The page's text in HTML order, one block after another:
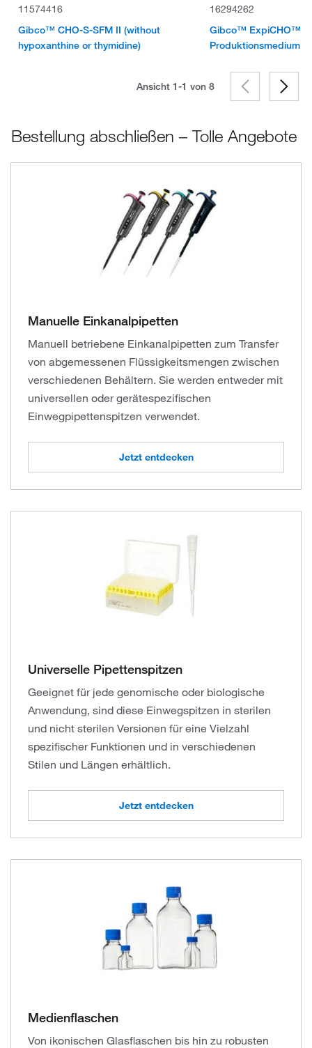
11574416
Gibco™ CHO-S-SFM II (without
hypoxanthine or thymidine)
16294262
Gibco™ ExpiCHO™
Produktionsmedium
Ansicht 1-1 von 8
Bestellung abschließen – Tolle Angebote
Manuelle Einkanalpipetten
Manuell betriebene Einkanalpipetten zum Transfer
von abgemessenen Flüssigkeitsmengen zwischen
verschiedenen Behältern. Sie werden entweder mit
universellen oder gerätespezifischen
Einwegpipettenspitzen verwendet.
Jetzt entdecken
Universelle Pipettenspitzen
Geeignet für jede genomische oder biologische
Anwendung, sind diese Einwegspitzen in sterilen
und nicht sterilen Versionen für eine Vielzahl
spezifischer Funktionen und in verschiedenen
Stilen und Längen erhältlich.
Jetzt entdecken
Medienflaschen
Von ikonischen Glasflaschen bis hin zu robusten